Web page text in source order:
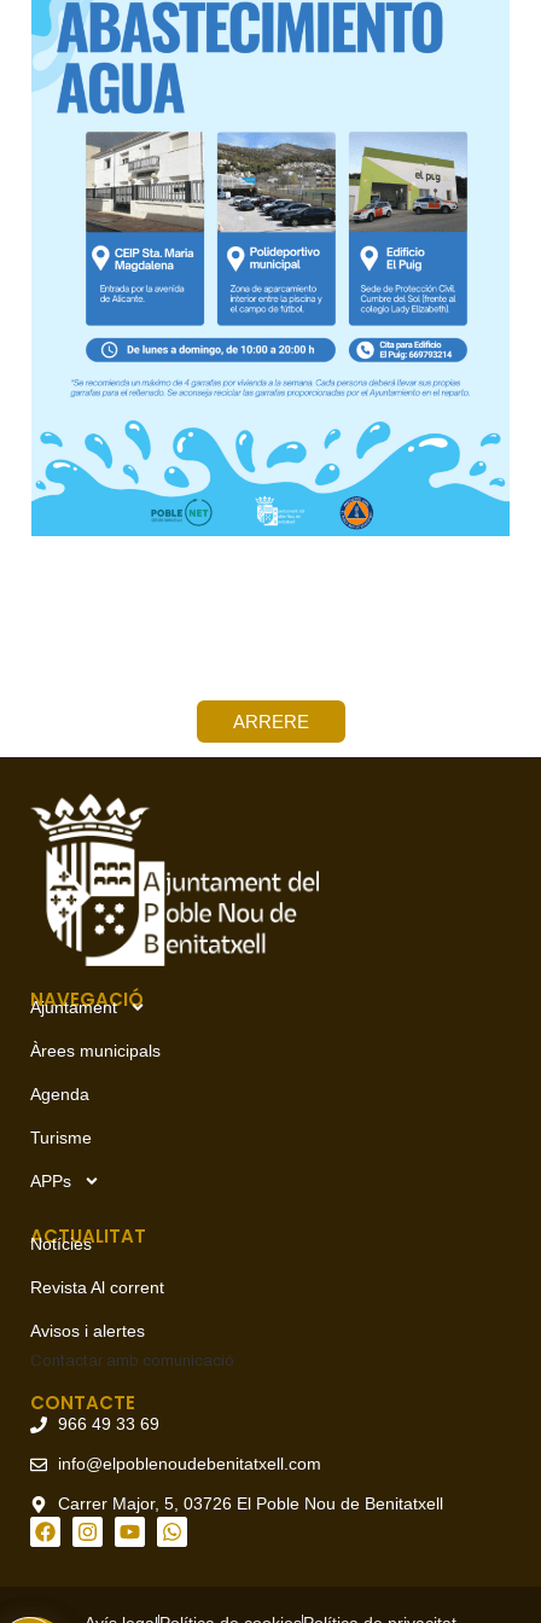
ARRERE
NAVEGACIÓ
Ajuntament
Àrees municipals
Agenda
Turisme
APPs
ACTUALITAT
Notícies
Revista Al corrent
Avisos i alertes
Contactar amb comunicació
CONTACTE
966 49 33 69
info@elpoblenoudebenitatxell.com
Carrer Major, 5, 03726 El Poble Nou de Benitatxell